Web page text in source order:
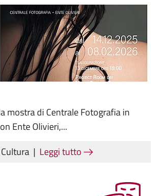
mostra di Centrale Fotografia in
Ente Olivieri,...
Cultura | Leggi tutto